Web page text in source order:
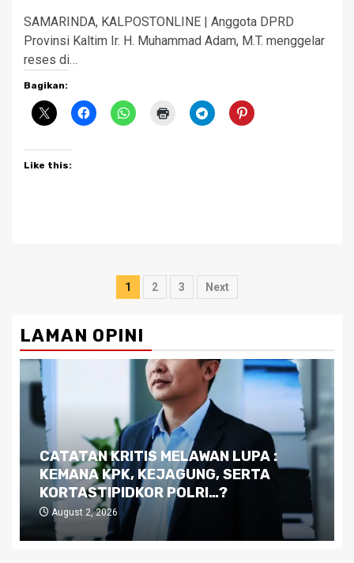
SAMARINDA, KALPOSTONLINE | Anggota DPRD
Provinsi Kaltim Ir. H. Muhammad Adam, M.T. menggelar
reses di…
Bagikan:
Like this:
Posts
1 2 3 Next
LAMAN OPINI
Dilema Kaltim di Tengah Krisis:
Kutukan Sumber Daya Alam dan
Pemimpin yang Tak Kreatif
July 29, 2026